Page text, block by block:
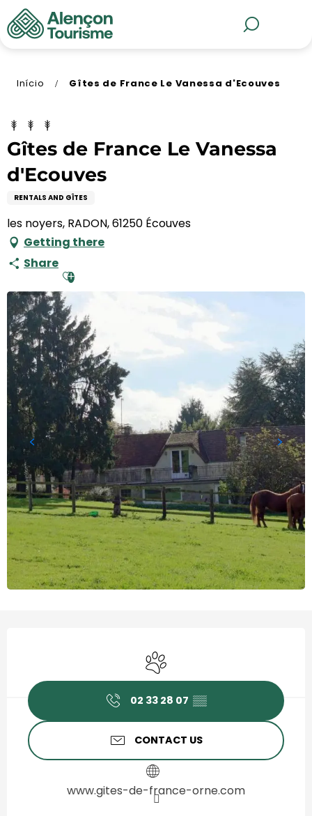
Aller
au
contenu
Início Gîtes de France Le Vanessa d'Ecouves
Gîtes de France Le Vanessa
d'Ecouves
RENTALS AND GÎTES
les noyers, RADON, 61250 Écouves
Getting there
Share Ajouter aux favoris
Animals accepted
02 33 28 07 ▒▒
CONTACT US
www.gites-de-france-orne.com